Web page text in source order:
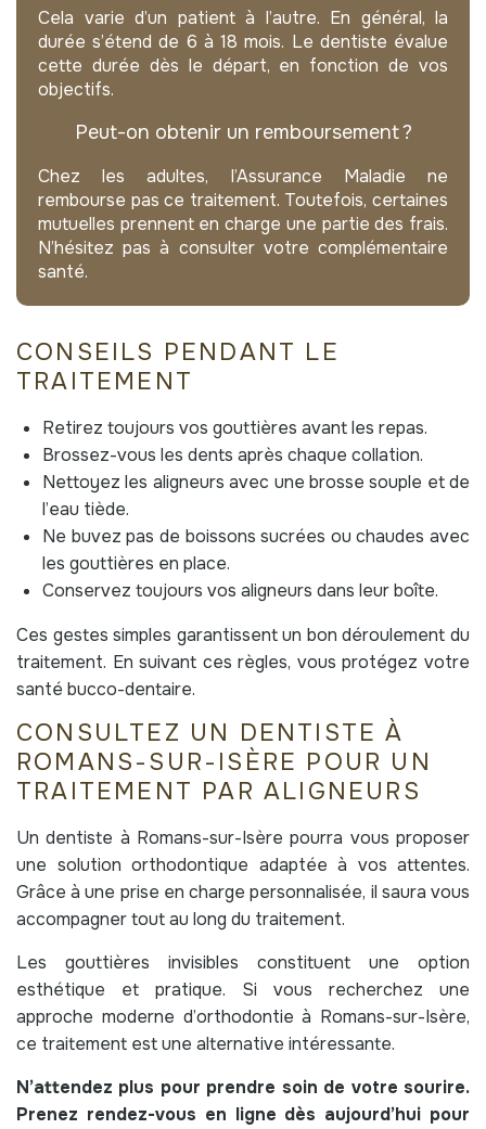
Cela varie d’un patient à l’autre. En général, la
durée s’étend de 6 à 18 mois. Le dentiste évalue
cette durée dès le départ, en fonction de vos
objectifs.
Peut-on obtenir un remboursement ?
Chez les adultes, l’Assurance Maladie ne
rembourse pas ce traitement. Toutefois, certaines
mutuelles prennent en charge une partie des frais.
N’hésitez pas à consulter votre complémentaire
santé.
CONSEILS PENDANT LE
TRAITEMENT
Retirez toujours vos gouttières avant les repas.
Brossez-vous les dents après chaque collation.
Nettoyez les aligneurs avec une brosse souple et de
l’eau tiède.
Ne buvez pas de boissons sucrées ou chaudes avec
les gouttières en place.
Conservez toujours vos aligneurs dans leur boîte.
Ces gestes simples garantissent un bon déroulement du
traitement. En suivant ces règles, vous protégez votre
santé bucco-dentaire.
CONSULTEZ UN DENTISTE À
ROMANS-SUR-ISÈRE POUR UN
TRAITEMENT PAR ALIGNEURS
Un dentiste à Romans-sur-Isère pourra vous proposer
une solution orthodontique adaptée à vos attentes.
Grâce à une prise en charge personnalisée, il saura vous
accompagner tout au long du traitement.
Les gouttières invisibles constituent une option
esthétique et pratique. Si vous recherchez une
approche moderne d’orthodontie à Romans-sur-Isère,
ce traitement est une alternative intéressante.
N’attendez plus pour prendre soin de votre sourire.
Prenez rendez-vous en ligne dès aujourd’hui pour